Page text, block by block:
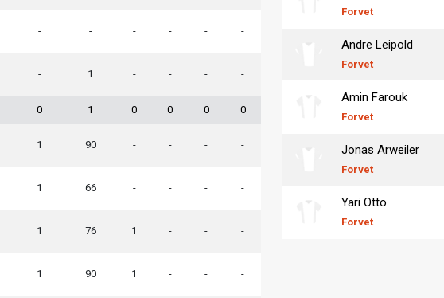
- - - - - -
- 1 - - - -
0 1 0 0 0 0
1 90 - - - -
1 66 - - - -
1 76 1 - - -
1 90 1 - - -
Forvet
Andre Leipold
Forvet
Amin Farouk
Forvet
Jonas Arweiler
Forvet
Yari Otto
Forvet